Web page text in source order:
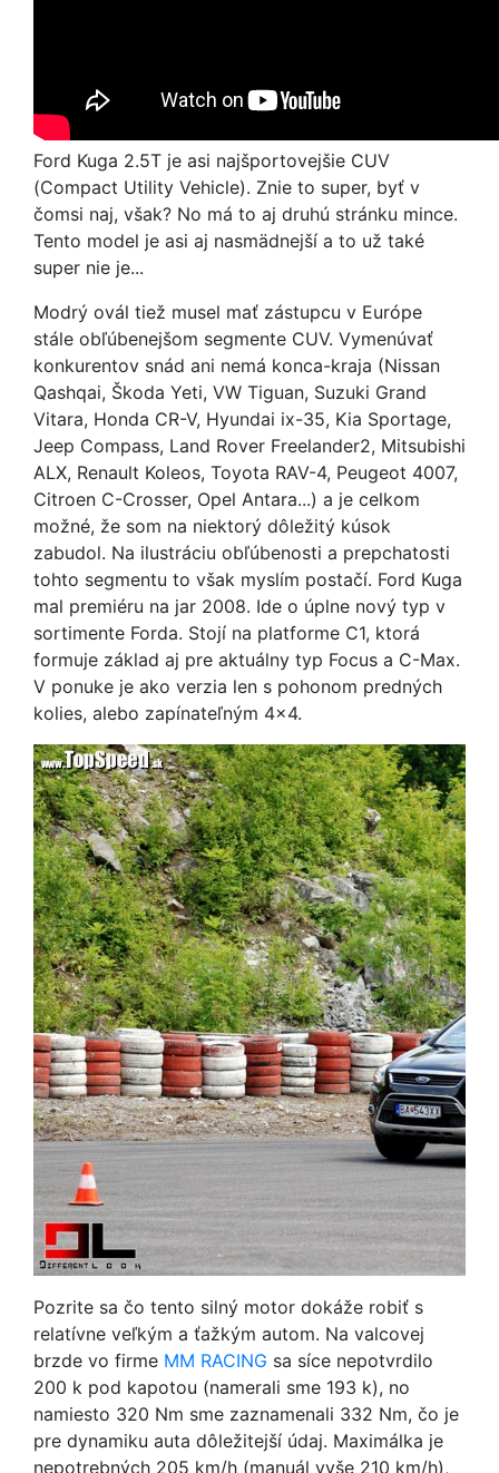
Ford Kuga 2.5T je asi najšportovejšie CUV
(Compact Utility Vehicle). Znie to super, byť v
čomsi naj, však? No má to aj druhú stránku mince.
Tento model je asi aj nasmädnejší a to už také
super nie je...
Modrý ovál tiež musel mať zástupcu v Európe
stále obľúbenejšom segmente CUV. Vymenúvať
konkurentov snád ani nemá konca-kraja (Nissan
Qashqai, Škoda Yeti, VW Tiguan, Suzuki Grand
Vitara, Honda CR-V, Hyundai ix-35, Kia Sportage,
Jeep Compass, Land Rover Freelander2, Mitsubishi
ALX, Renault Koleos, Toyota RAV-4, Peugeot 4007,
Citroen C-Crosser, Opel Antara...) a je celkom
možné, že som na niektorý dôležitý kúsok
zabudol. Na ilustráciu obľúbenosti a prepchatosti
tohto segmentu to však myslím postačí. Ford Kuga
mal premiéru na jar 2008. Ide o úplne nový typ v
sortimente Forda. Stojí na platforme C1, ktorá
formuje základ aj pre aktuálny typ Focus a C-Max.
V ponuke je ako verzia len s pohonom predných
kolies, alebo zapínateľným 4x4.
Pozrite sa čo tento silný motor dokáže robiť s
relatívne veľkým a ťažkým autom. Na valcovej
brzde vo firme MM RACING sa síce nepotvrdilo
200 k pod kapotou (namerali sme 193 k), no
namiesto 320 Nm sme zaznamenali 332 Nm, čo je
pre dynamiku auta dôležitejší údaj. Maximálka je
nepotrebných 205 km/h (manuál vyše 210 km/h),